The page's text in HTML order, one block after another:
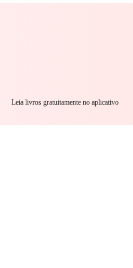
Leia livros gratuitamente no aplicativo